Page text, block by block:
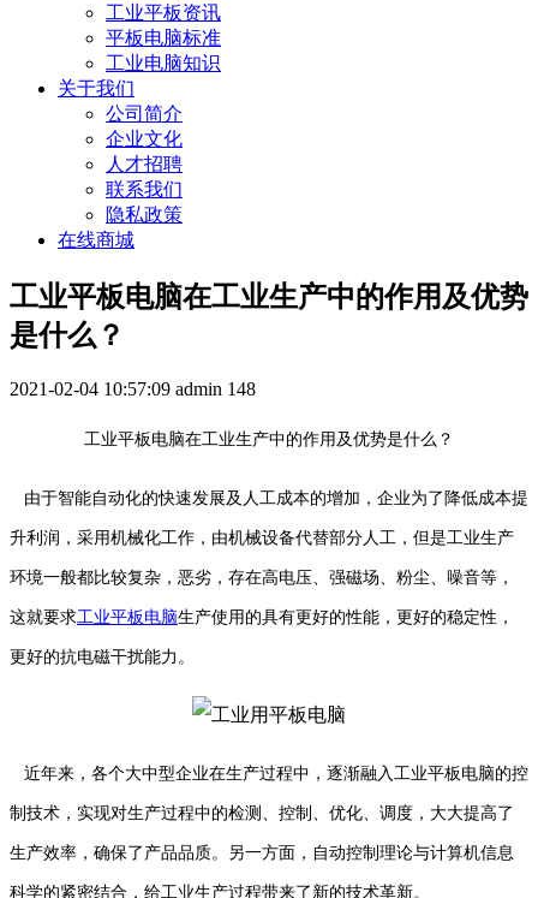
工业平板资讯
平板电脑标准
工业电脑知识
关于我们
公司简介
企业文化
人才招聘
联系我们
隐私政策
在线商城
工业平板电脑在工业生产中的作用及优势
是什么？
2021-02-04 10:57:09 admin 148
工业平板电脑在工业生产中的作用及优势是什么？
由于智能自动化的快速发展及人工成本的增加，企业为了降低成本提
升利润，采用机械化工作，由机械设备代替部分人工，但是工业生产
环境一般都比较复杂，恶劣，存在高电压、强磁场、粉尘、噪音等，
这就要求工业平板电脑生产使用的具有更好的性能，更好的稳定性，
更好的抗电磁干扰能力。
近年来，各个大中型企业在生产过程中，逐渐融入工业平板电脑的控
制技术，实现对生产过程中的检测、控制、优化、调度，大大提高了
生产效率，确保了产品品质。另一方面，自动控制理论与计算机信息
科学的紧密结合，给工业生产过程带来了新的技术革新。